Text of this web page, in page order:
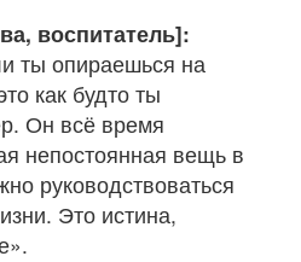
воспитатель]:
ты опираешься на
как будто ты
Он всё время
непостоянная вещь в
руководствоваться
Это истина,